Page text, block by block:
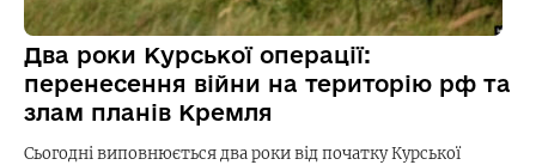
Два роки Курської операції:
перенесення війни на територію рф та
злам планів Кремля
Сьогодні виповнюється два роки від початку Курської